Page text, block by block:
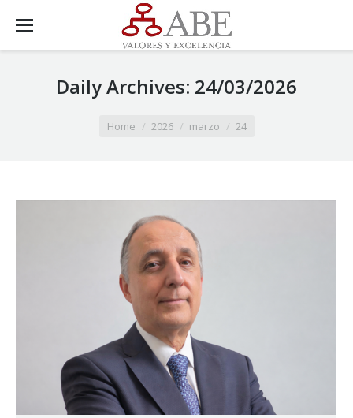
Daily Archives: 24/03/2026
Home 2026 marzo 24